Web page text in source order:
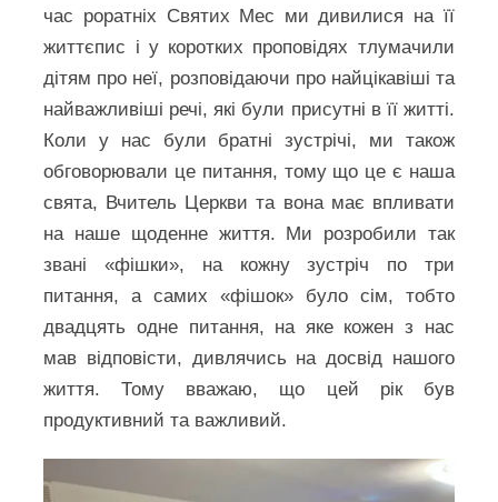
час роратніх Святих Мес ми дивилися на її
життєпис і у коротких проповідях тлумачили
дітям про неї, розповідаючи про найцікавіші та
найважливіші речі, які були присутні в її житті.
Коли у нас були братні зустрічі, ми також
обговорювали це питання, тому що це є наша
свята, Вчитель Церкви та вона має впливати
на наше щоденне життя. Ми розробили так
звані «фішки», на кожну зустріч по три
питання, а самих «фішок» було сім, тобто
двадцять одне питання, на яке кожен з нас
мав відповісти, дивлячись на досвід нашого
життя. Тому вважаю, що цей рік був
продуктивний та важливий.